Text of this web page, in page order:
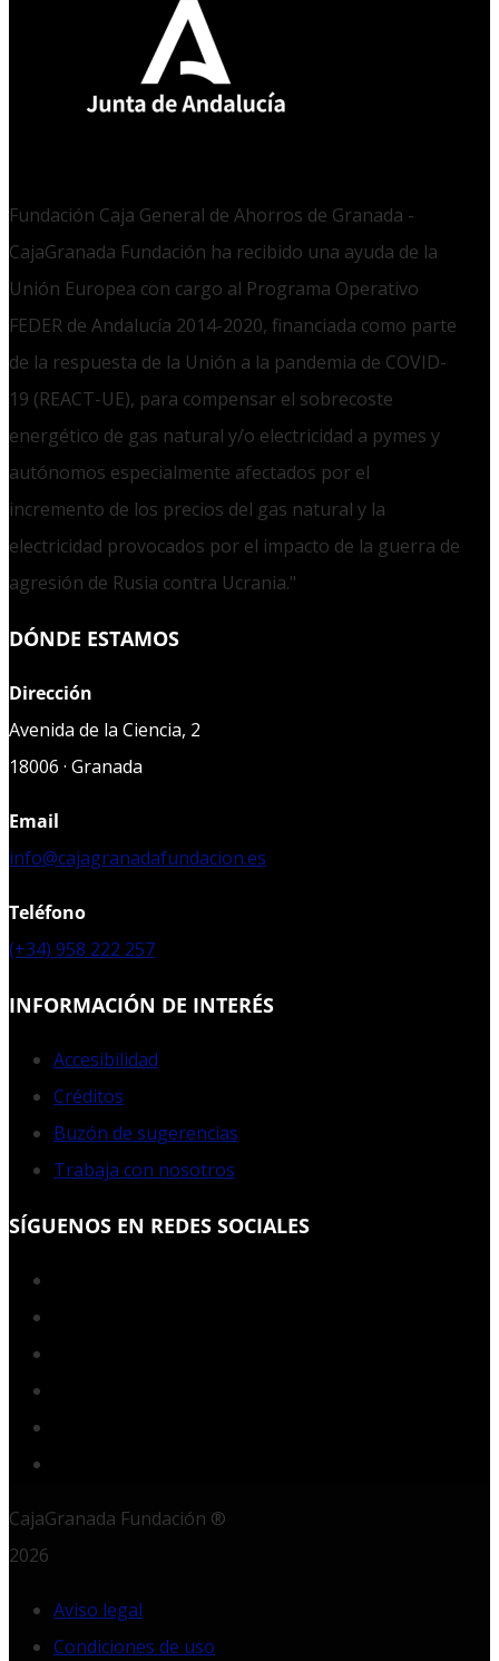
Fundación Caja General de Ahorros de Granada -
CajaGranada Fundación ha recibido una ayuda de la
Unión Europea con cargo al Programa Operativo
FEDER de Andalucía 2014-2020, financiada como parte
de la respuesta de la Unión a la pandemia de COVID-
19 (REACT-UE), para compensar el sobrecoste
energético de gas natural y/o electricidad a pymes y
autónomos especialmente afectados por el
incremento de los precios del gas natural y la
electricidad provocados por el impacto de la guerra de
agresión de Rusia contra Ucrania."
DÓNDE ESTAMOS
Dirección
Avenida de la Ciencia, 2
18006 · Granada
Email
info@cajagranadafundacion.es
Teléfono
(+34) 958 222 257
INFORMACIÓN DE INTERÉS
Accesibilidad
Créditos
Buzón de sugerencias
Trabaja con nosotros
SÍGUENOS EN REDES SOCIALES
CajaGranada Fundación ®
2026
Aviso legal
Condiciones de uso